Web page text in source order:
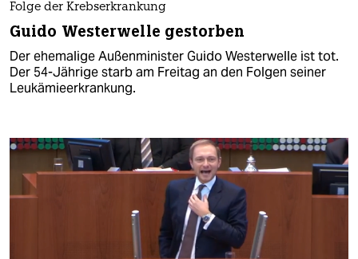
Folge der Krebserkrankung
Guido Westerwelle gestorben
Der ehemalige Außenminister Guido Westerwelle ist tot.
Der 54-Jährige starb am Freitag an den Folgen seiner
Leukämieerkrankung.